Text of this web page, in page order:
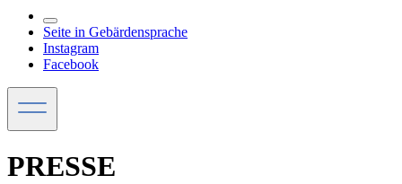
Seite in Gebärdensprache
Instagram
Facebook
PRESSE